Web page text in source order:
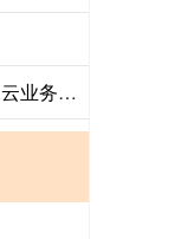
楠希配资 Alphabet季度营收突破千亿美元 云业务加速